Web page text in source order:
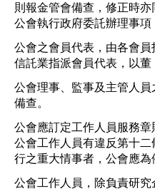
則報金管會備查，修正時亦
公會執行政府委託辦理事
公會之會員代表，由各會
信託業指派會員代表，以
公會理事、監事及主管人
備查。
公會應訂定工作人員服務
公會工作人員有違反第十
行之重大情事者，公會應
公會工作人員，除負責研